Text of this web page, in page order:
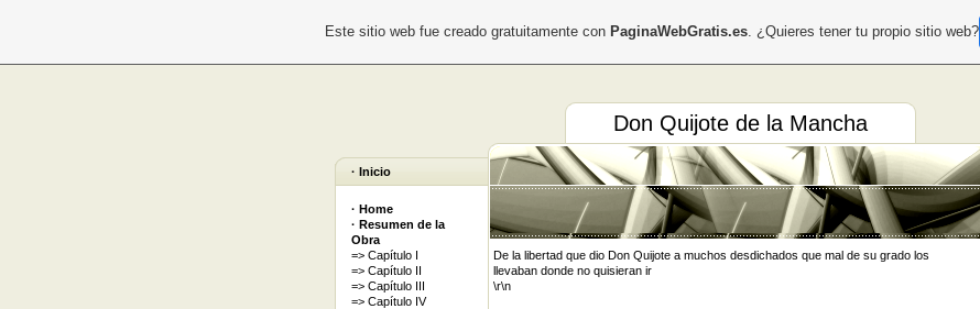
· Inicio
· Home
· Resumen de la
Obra
=> Capítulo I
=> Capítulo II
=> Capítulo III
=> Capítulo IV
Don Quijote de la Mancha
De la libertad que dio Don Quijote a muchos desdichados que mal de su grado los
llevaban donde no quisieran ir
\r\n
Este sitio web fue creado gratuitamente con PaginaWebGratis.es. ¿Quieres tener tu propio sitio web?